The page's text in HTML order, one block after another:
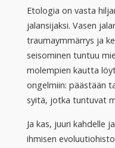
Etologia on vasta
jalansijaksi. Vasen
traumaymmärrys ja
seisominen tuntuu
molempien kautta
ongelmiin: päästään
syitä, jotka tuntuvat
Ja kas, juuri kahdelle
ihmisen